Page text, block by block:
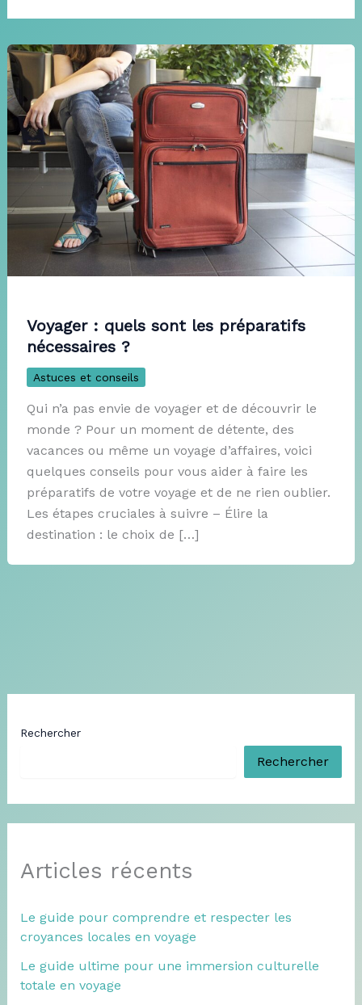
Voyager : quels sont les préparatifs
nécessaires ?
Astuces et conseils
Qui n’a pas envie de voyager et de découvrir le
monde ? Pour un moment de détente, des
vacances ou même un voyage d’affaires, voici
quelques conseils pour vous aider à faire les
préparatifs de votre voyage et de ne rien oublier.
Les étapes cruciales à suivre – Élire la
destination : le choix de […]
Rechercher
Rechercher
Articles récents
Le guide pour comprendre et respecter les
croyances locales en voyage
Le guide ultime pour une immersion culturelle
totale en voyage